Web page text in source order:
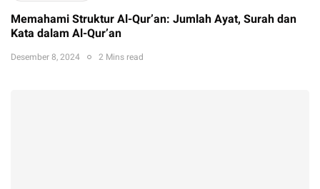
Memahami Struktur Al-Qur’an: Jumlah Ayat, Surah dan
Kata dalam Al-Qur’an
Desember 8, 2024 2 Mins read